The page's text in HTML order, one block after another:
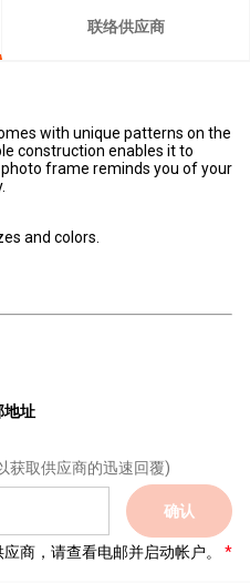
联络供应商
with unique patterns on the
construction enables it to
frame reminds you of your
and colors.
地址
获取供应商的迅速回覆)
确认
商，请查看电邮并启动帐户。